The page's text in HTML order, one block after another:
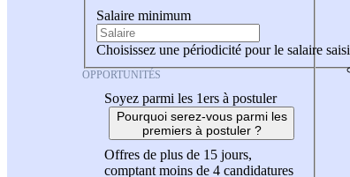
Salaire minimum
Choisissez une périodicité pour le salaire saisi
OPPORTUNITÉS
Soyez parmi les 1ers à postuler
Pourquoi serez-vous parmi les
premiers à postuler ?
Offres de plus de 15 jours,
comptant moins de 4 candidatures